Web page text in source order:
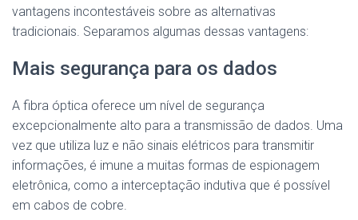
vantagens incontestáveis sobre as alternativas
tradicionais. Separamos algumas dessas vantagens:
Mais segurança para os dados
A fibra óptica oferece um nível de segurança
excepcionalmente alto para a transmissão de dados. Uma
vez que utiliza luz e não sinais elétricos para transmitir
informações, é imune a muitas formas de espionagem
eletrônica, como a interceptação indutiva que é possível
em cabos de cobre.